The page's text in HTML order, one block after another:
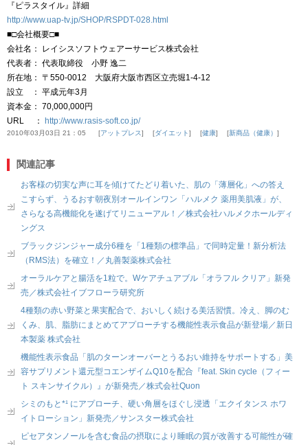
『ピラスタイル』詳細
http://www.uap-tv.jp/SHOP/RSPDT-028.html
■□会社概要□■
会社名： レイシスソフトウェアーサービス株式会社
代表者： 代表取締役 小野 逸二
所在地： 〒550-0012 大阪府大阪市西区立売堀1-4-12
設立 ： 平成元年3月
資本金： 70,000,000円
URL ：
http://www.rasis-soft.co.jp/
2010年03月03日 21：05 アットプレス ダイエット 健康 新商品（健康）
関連記事
お客様の切実な声に耳を傾けてたどり着いた、肌の「薄層化」への答え
こすらず、うるおす朝夜別オールインワン「ハルメク 薬用美肌液」が、
さらなる高機能化を遂げてリニューアル！／株式会社ハルメクホールディ
ングス
ブラックジンジャー成分6種を「1種類の標準品」で同時定量！新分析法
（RMS法）を確立！／丸善製薬株式会社
オーラルケアと腸活を1粒で。Wケアチュアブル「オラフル クリア」新発
売／株式会社イブフローラ研究所
4種類の赤い野菜と果実配合で、おいしく続ける美活習慣。冷え、脚のむ
くみ、肌、脂肪にまとめてアプローチする機能性表示食品が新登場／新日
本製薬 株式会社
機能性表示食品「肌のターンオーバーとうるおい維持をサポートする」美
容サプリメント還元型コエンザイムQ10を配合『feat. Skin cycle（フィー
ト スキンサイクル）』が新発売／株式会社Quon
シミのもと*¹ にアプローチ、硬い角層をほぐし浸透「エクイタンス ホワ
イトローション」新発売／サンスター株式会社
ピセアタンノールを含む食品の摂取により睡眠の質が改善する可能性が確